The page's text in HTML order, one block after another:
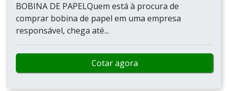
BOBINA DE PAPELQuem está à procura de
comprar bobina de papel em uma empresa
responsável, chega até...
Cotar agora